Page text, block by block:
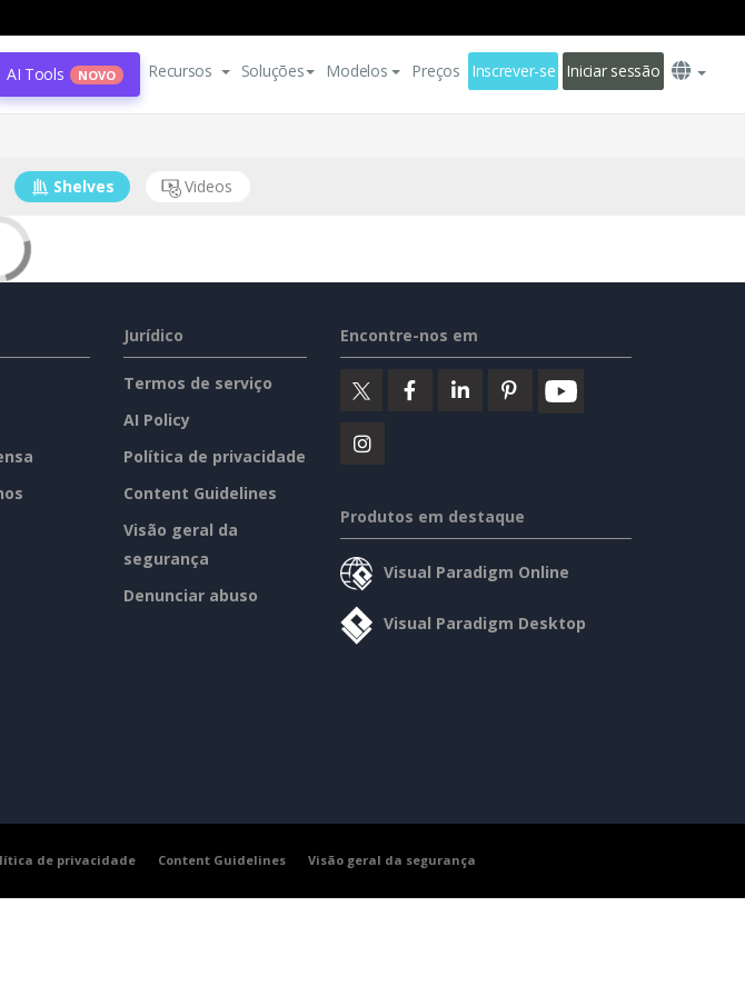
AI Tools NOVO Recursos Soluções Modelos Preços Inscrever-se Iniciar sessão
Shelves Videos
Jurídico
Termos de serviço
AI Policy
Política de privacidade
Content Guidelines
Visão geral da
segurança
Denunciar abuso
Encontre-nos em
Produtos em destaque
Visual Paradigm Online
Visual Paradigm Desktop
de privacidade Content Guidelines Visão geral da segurança